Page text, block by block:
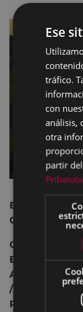
Exposición
Club
Oscar
Bakarne
Antonio
/ Enrique
Retolaza /
Ese
tráfico.
con
análisis,
otra
partir